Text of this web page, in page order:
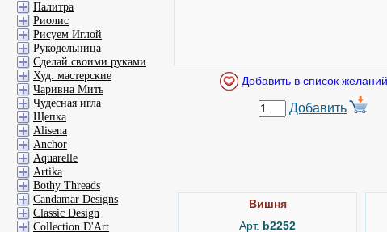
Добавить
Вишня
Арт. b2252
Палитра
Риолис
Рисуем Иглой
Рукодельница
Сделай своими руками
Худ. мастерские
Чаривна Мить
Чудесная игла
Щепка
Alisena
Anchor
Aquarelle
Artika
Bothy Threads
Candamar Designs
Classic Design
Collection D'Art